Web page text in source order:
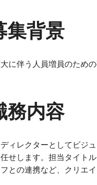
集背景
に伴う人員増員のための
務内容
ィレクターとしてビジ
せします。担当タイト
との連携など、クリエ